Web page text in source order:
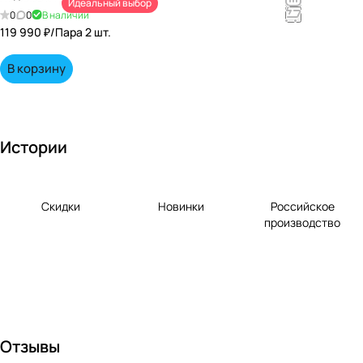
непревзойд
0 0 В наличии
Идеальный выбор
119 990 ₽/Пара 2 шт.
В корзину
Истории
Скидки Новинки
Российское
производство
Отзывы